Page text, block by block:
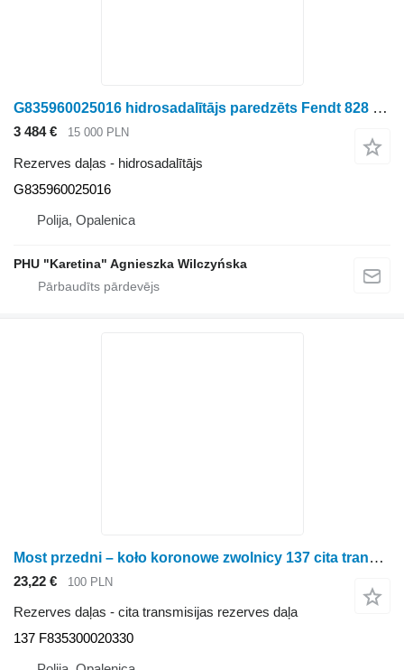
G835960025016 hidrosadalītājs paredzēts Fendt 828 Vario riteņtraktora
3 484 € 15 000 PLN
Rezerves daļas - hidrosadalītājs
G835960025016
Polija, Opalenica
PHU "Karetina" Agnieszka Wilczyńska
Most przedni – koło koronowe zwolnicy 137 cita transmisijas rezerves daļa paredzēts Fendt 828 S4 Vario riteņtraktora
23,22 € 100 PLN
Rezerves daļas - cita transmisijas rezerves daļa
137 F835300020330